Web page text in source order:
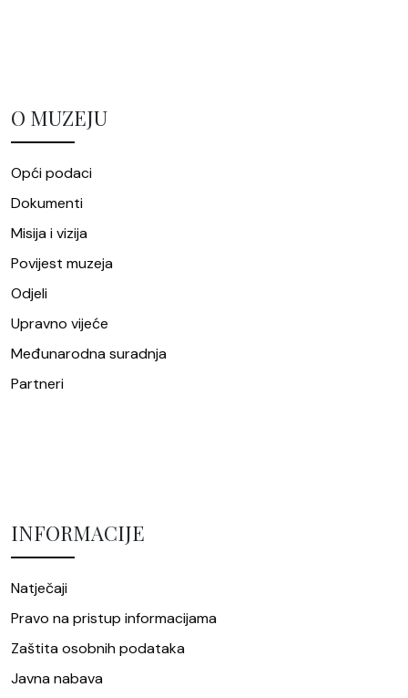
O MUZEJU
Opći podaci
Dokumenti
Misija i vizija
Povijest muzeja
Odjeli
Upravno vijeće
Međunarodna suradnja
Partneri
INFORMACIJE
Natječaji
Pravo na pristup informacijama
Zaštita osobnih podataka
Javna nabava